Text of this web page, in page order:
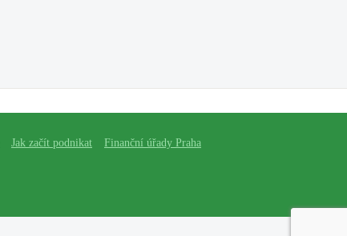
Jak začít podnikat
Finanční úřady Praha